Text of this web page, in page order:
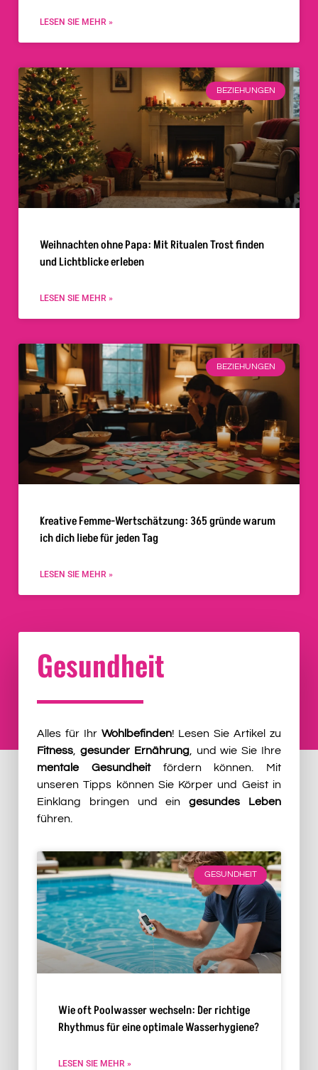
LESEN SIE MEHR »
BEZIEHUNGEN
Weihnachten ohne Papa: Mit Ritualen Trost finden
und Lichtblicke erleben
LESEN SIE MEHR »
BEZIEHUNGEN
Kreative Femme-Wertschätzung: 365 gründe warum
ich dich liebe für jeden Tag
LESEN SIE MEHR »
Gesundheit
Alles für Ihr Wohlbefinden! Lesen Sie Artikel zu
Fitness
gesunder Ernährung, und wie Sie Ihre
mentale Gesundheitfördern können. Mit
unseren Tipps können Sie Körper und Geist in
Einklang bringen und eingesundes Leben
führen.
GESUNDHEIT
Wie oft Poolwasser wechseln: Der richtige
Rhythmus für eine optimale Wasserhygiene?
LESEN SIE MEHR »